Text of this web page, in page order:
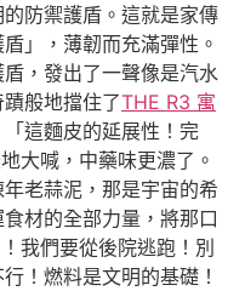
防禦護盾。這就是家傳
」，薄韌而充滿彈性。
，發出了一聲像是汽水
般地擋住了THE R3 寓
這麵皮的延展性！完
大喊，中藥味更濃了。
老蒜泥，那是宇宙的希
材的全部力量，將那口
我們要從後院逃跑！別
！燃料是文明的基礎！